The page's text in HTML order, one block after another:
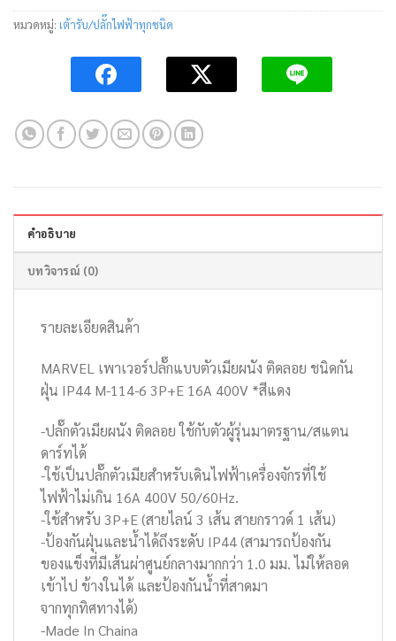
หมวดหมู่: เต้ารับ/ปลั๊กไฟฟ้าทุกชนิด
คำอธิบาย
บทวิจารณ์ (0)
รายละเอียดสินค้า
MARVEL เพาเวอร์ปลั๊กแบบตัวเมียผนัง ติดลอย ชนิดกัน
ฝุ่น IP44 M-114-6 3P+E 16A 400V *สีแดง
-ปลั๊กตัวเมียผนัง ติดลอย ใช้กับตัวผู้รุ่นมาตรฐาน/สแตน
ดาร์ทได้
-ใช้เป็นปลั๊กตัวเมียสำหรับเดินไฟฟ้าเครื่องจักรที่ใช้
ไฟฟ้าไม่เกิน 16A 400V 50/60Hz.
-ใช้สำหรับ 3P+E (สายไลน์ 3 เส้น สายกราวด์ 1 เส้น)
-ป้องกันฝุ่นและน้ำได้ถึงระดับ IP44 (สามารถป้องกัน
ของแข็งที่มีเส้นผ่าศูนย์กลางมากกว่า 1.0 มม. ไม่ให้ลอด
เข้าไป ข้างในได้ และป้องกันน้ำที่สาดมา
จากทุกทิศทางได้)
-Made In Chaina